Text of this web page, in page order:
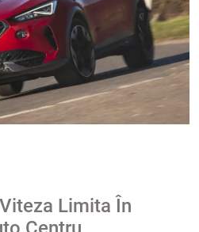
Limita În